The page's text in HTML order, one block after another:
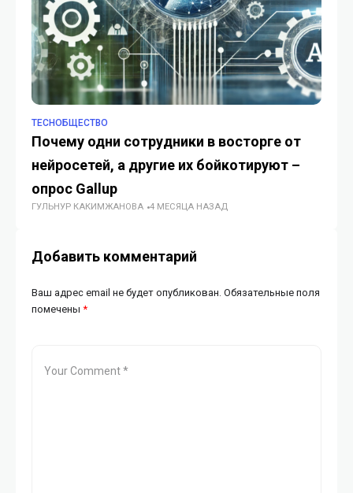
TECHОБЩЕСТВО
Почему одни сотрудники в восторге от
нейросетей, а другие их бойкотируют –
опрос Gallup
ГУЛЬНУР КАКИМЖАНОВА 4 МЕСЯЦА НАЗАД
Добавить комментарий
Ваш адрес email не будет опубликован. Обязательные поля
помечены *